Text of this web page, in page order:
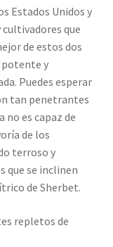
Estados Unidos y
que
de estos dos
potente y
Puedes esperar
tan penetrantes
es capaz de
de los
terroso y
que se inclinen
de Sherbet.
repletos de